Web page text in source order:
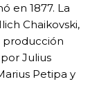
en 1877. La
Chaikovski,
producción
Julius
Petipa y